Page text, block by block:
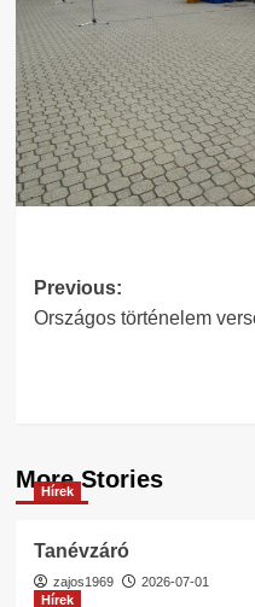
Post
navigation
Previous:
Országos történelem
More Stories
Hírek
Tanévzáró
zajos1969
2026-07-01
Hírek